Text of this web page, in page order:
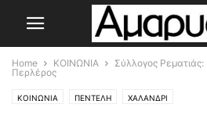
Home ΚΟΙΝΩΝΙΑ
Σύλλογος
Περλέρος
ΚΟΙΝΩΝΙΑ ΠΕΝΤΕΛΗ ΧΑΛΑΝΔΡΙ